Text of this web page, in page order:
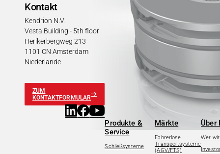
Kontakt
Kendrion N.V.
Vesta Building - 5th floor
Herikerbergweg 213
1101 CN Amsterdam
Niederlande
ZUM
KONTAKTFORMULAR
Produkte &
Service
Schließsysteme
Märkte
Fahrerlose
Transportsysteme
(AGV/FTS)
Über
Wer